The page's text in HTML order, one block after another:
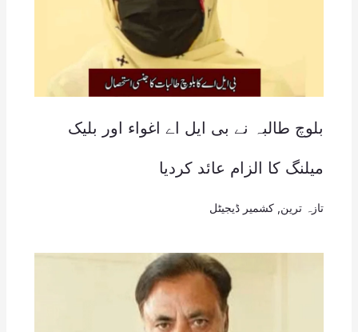
بلوچ طالبہ نے بی ایل اے اغواء اور بلیک
میلنگ کا الزام عائد کردیا
تازہ ترین کشمیر ڈیجیٹل